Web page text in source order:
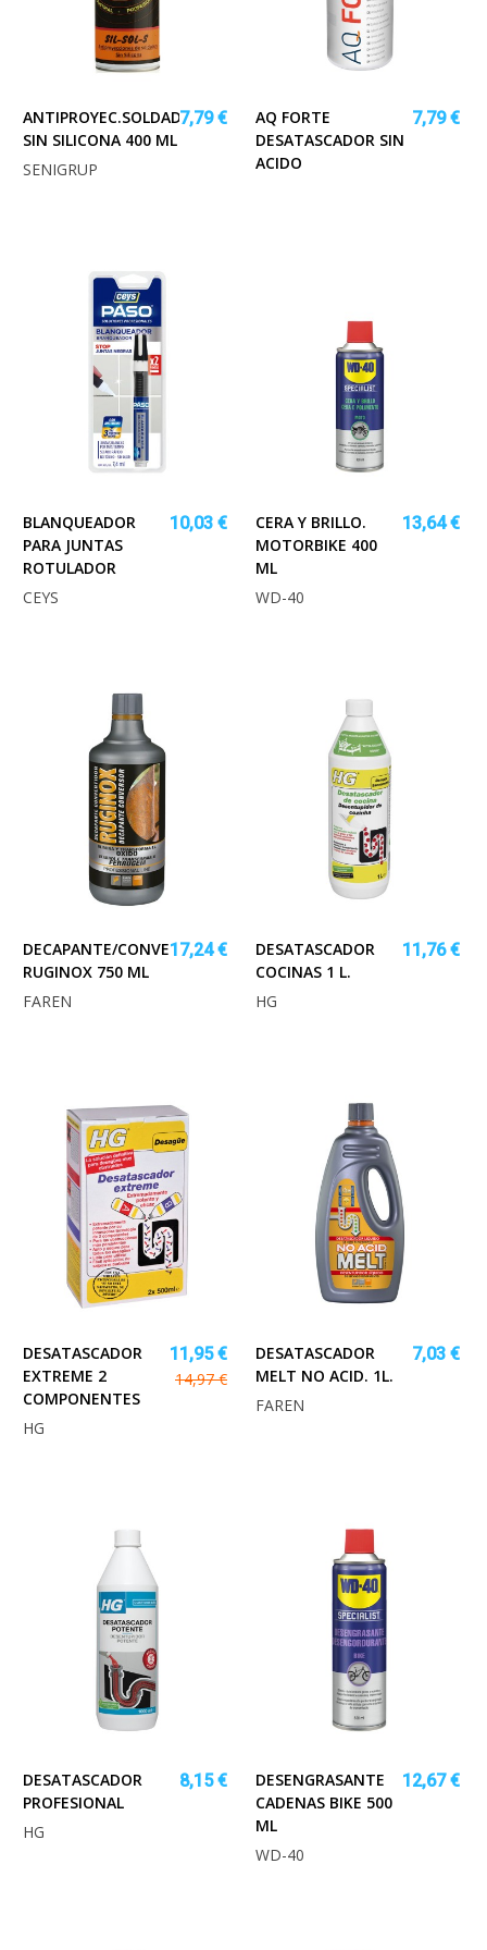
ANTIPROYEC.SOLDADURA
SIN SILICONA 400 ML
7,79 €
SENIGRUP
AQ FORTE
DESATASCADOR SIN
ACIDO
7,79 €
BLANQUEADOR
PARA JUNTAS
ROTULADOR
10,03 €
CEYS
CERA Y BRILLO.
MOTORBIKE 400
ML
13,64 €
WD-40
DECAPANTE/CONVERT.ÓXIDO
RUGINOX 750 ML
17,24 €
FAREN
DESATASCADOR
COCINAS 1 L.
11,76 €
HG
DESATASCADOR
EXTREME 2
COMPONENTES
11,95 €
14,97 €
HG
DESATASCADOR
MELT NO ACID. 1L.
7,03 €
FAREN
DESATASCADOR
PROFESIONAL
8,15 €
HG
DESENGRASANTE
CADENAS BIKE 500
ML
12,67 €
WD-40